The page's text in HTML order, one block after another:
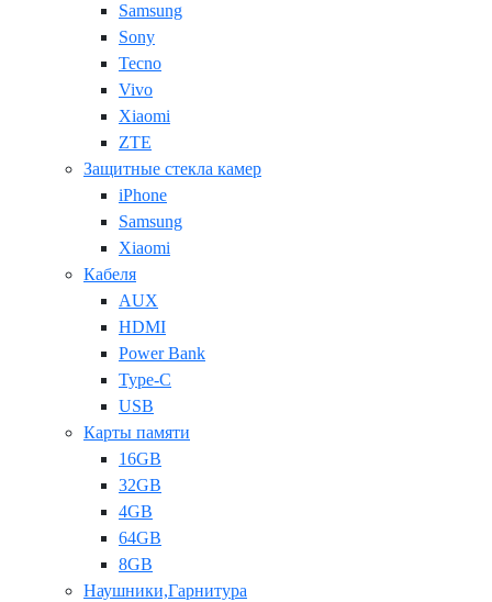
Samsung
Sony
Tecno
Vivo
Xiaomi
ZTE
Защитные стекла камер
iPhone
Samsung
Xiaomi
Кабеля
AUX
HDMI
Power Bank
Type-C
USB
Карты памяти
16GB
32GB
4GB
64GB
8GB
Наушники,Гарнитура